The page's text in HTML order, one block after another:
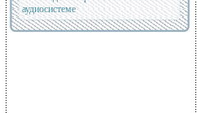
аудиосистеме